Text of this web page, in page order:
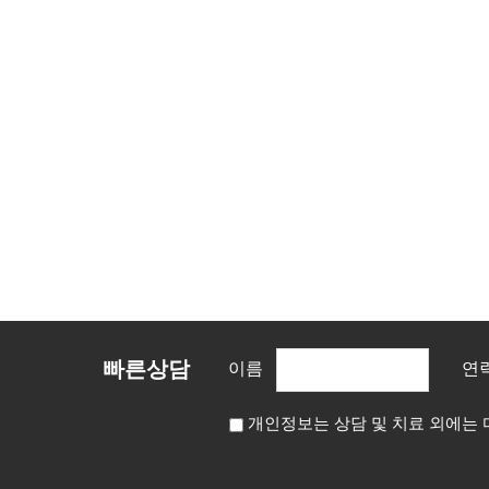
빠른상담 이름 연
개인정보는 상담 및 치료 외에는